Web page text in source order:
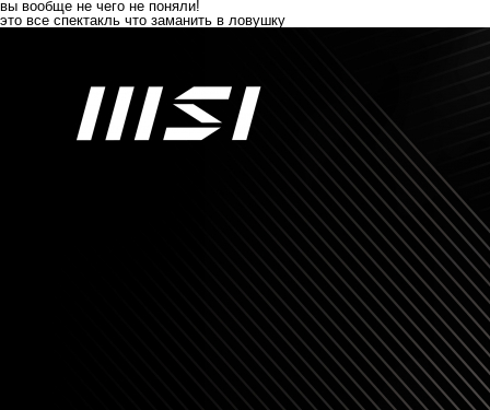
вы вообще не чего не поняли!
это все спектакль что заманить в ловушку